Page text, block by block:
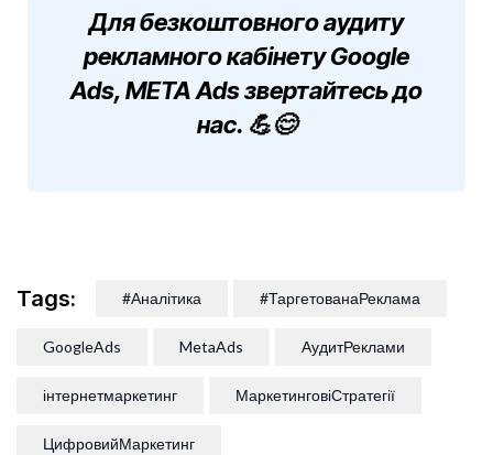
Для безкоштовного аудиту
рекламного кабінету Google
Ads, META Ads звертайтесь до
нас. 💪😊
Tags: #Аналітика #ТаргетованаРеклама
GoogleAds MetaAds АудитРеклами
інтернетмаркетинг МаркетинговіСтратегії
ЦифровийМаркетинг